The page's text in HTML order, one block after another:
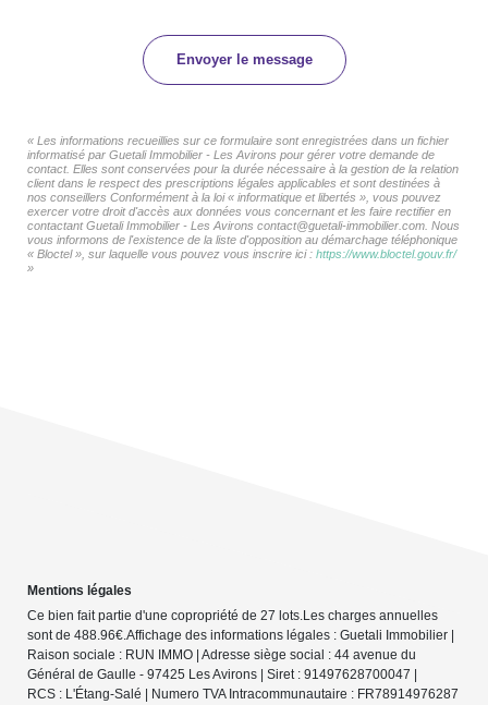
Envoyer le message
« Les informations recueillies sur ce formulaire sont enregistrées dans un fichier
informatisé par Guetali Immobilier - Les Avirons pour gérer votre demande de
contact. Elles sont conservées pour la durée nécessaire à la gestion de la relation
client dans le respect des prescriptions légales applicables et sont destinées à
nos conseillers Conformément à la loi « informatique et libertés », vous pouvez
exercer votre droit d'accès aux données vous concernant et les faire rectifier en
contactant Guetali Immobilier - Les Avirons contact@guetali-immobilier.com. Nous
vous informons de l'existence de la liste d'opposition au démarchage téléphonique
« Bloctel », sur laquelle vous pouvez vous inscrire ici : https://www.bloctel.gouv.fr/
»
Mentions légales
Ce bien fait partie d'une copropriété de 27 lots.Les charges annuelles
sont de 488.96€.Affichage des informations légales : Guetali Immobilier |
Raison sociale : RUN IMMO | Adresse siège social : 44 avenue du
Général de Gaulle - 97425 Les Avirons | Siret : 91497628700047 |
RCS : L'Étang-Salé | Numero TVA Intracommunautaire : FR78914976287